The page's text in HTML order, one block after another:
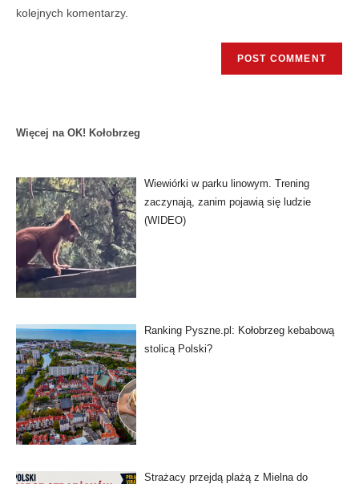
kolejnych komentarzy.
Więcej na OK! Kołobrzeg
Wiewiórki w parku linowym. Trening
zaczynają, zanim pojawią się ludzie
(WIDEO)
Ranking Pyszne.pl: Kołobrzeg kebabową
stolicą Polski?
Strażacy przejdą plażą z Mielna do